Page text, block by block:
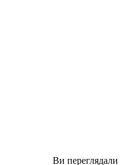
Ви переглядали